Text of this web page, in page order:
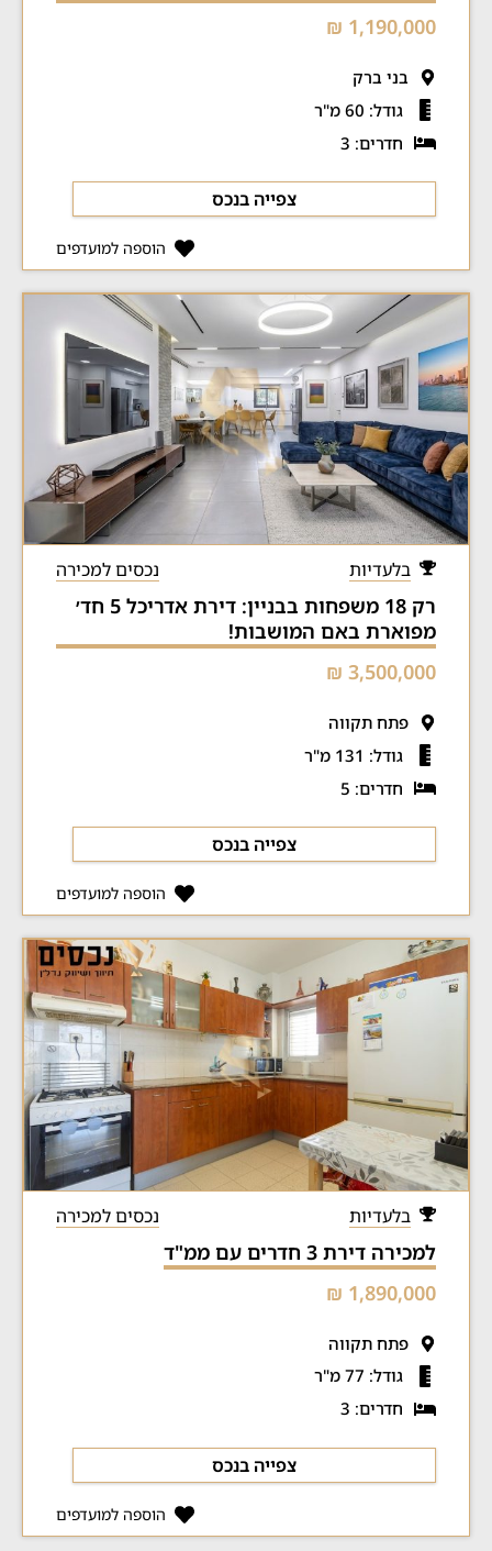
1,190,000 ₪
בני ברק
גודל: 60 מ"ר
חדרים: 3
צפייה בנכס
הוספה למועדפים
בלעדיות נכסים למכירה
רק 18 משפחות בבניין: דירת אדריכל 5 חד׳
מפוארת באם המושבות!
3,500,000 ₪
פתח תקווה
גודל: 131 מ"ר
חדרים: 5
צפייה בנכס
הוספה למועדפים
בלעדיות נכסים למכירה
למכירה דירת 3 חדרים עם ממ"ד
1,890,000 ₪
פתח תקווה
גודל: 77 מ"ר
חדרים: 3
צפייה בנכס
הוספה למועדפים